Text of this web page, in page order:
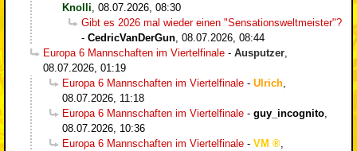
Knolli 08.07.2026, 08:30
Gibt es 2026 mal wieder einen "Sensationsweltmeister"?
- CedricVanDerGun 08.07.2026, 08:44
Europa 6 Mannschaften im Viertelfinale - Ausputzer
08.07.2026, 01:19
Europa 6 Mannschaften im Viertelfinale - Ulrich
08.07.2026, 11:18
Europa 6 Mannschaften im Viertelfinale - guy_incognito
08.07.2026, 10:36
Europa 6 Mannschaften im Viertelfinale - VM